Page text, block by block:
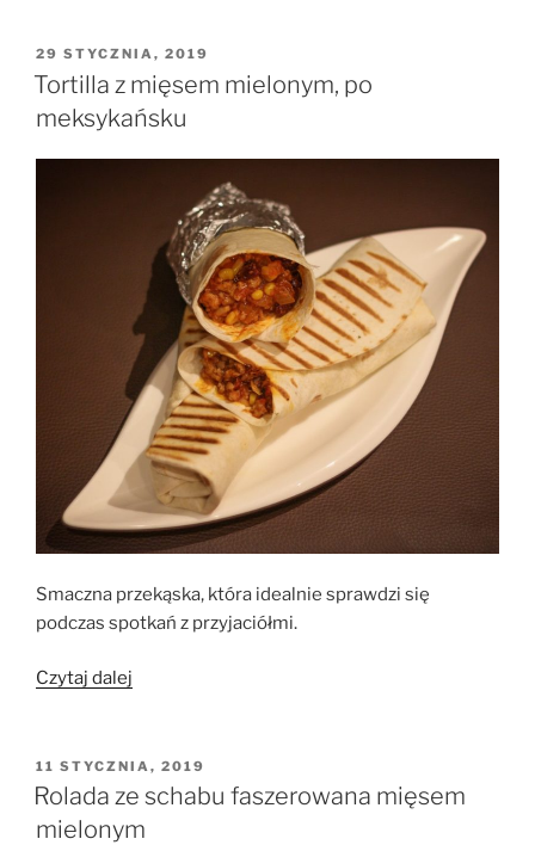
mielonym”
OPUBLIKOWANE
W
29 STYCZNIA, 2019
Tortilla z mięsem mielonym, po
meksykańsku
Smaczna przekąska, która idealnie sprawdzi się
podczas spotkań z przyjaciółmi.
Czytaj dalej
mielonym,
po
meksykańsku”
OPUBLIKOWANE
W
11 STYCZNIA, 2019
Rolada ze schabu faszerowana mięsem
mielonym